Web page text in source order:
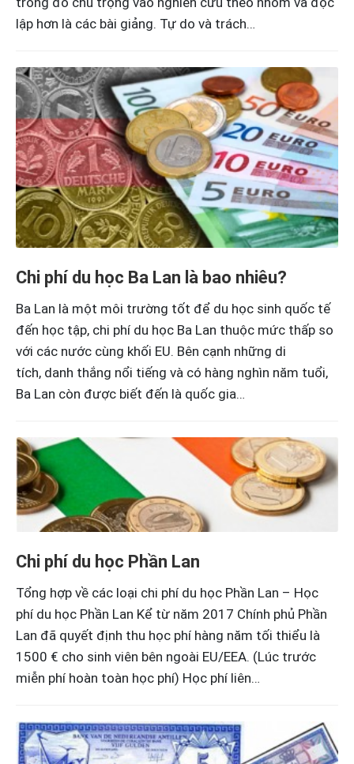
lập hơn là các bài giảng. Tự do và trách…
Chi phí du học Ba Lan là bao nhiêu?
Ba Lan là một môi trường tốt để du học sinh quốc tế
đến học tập, chi phí du học Ba Lan thuộc mức thấp so
với các nước cùng khối EU. Bên cạnh những di
tích, danh thắng nổi tiếng và có hàng nghìn năm tuổi,
Ba Lan còn được biết đến là quốc gia…
Chi phí du học Phần Lan
Tổng hợp về các loại chi phí du học Phần Lan – Học
phí du học Phần Lan Kể từ năm 2017 Chính phủ Phần
Lan đã quyết định thu học phí hàng năm tối thiểu là
1500 € cho sinh viên bên ngoài EU/EEA. (Lúc trước
miễn phí hoàn toàn học phí) Học phí liên…